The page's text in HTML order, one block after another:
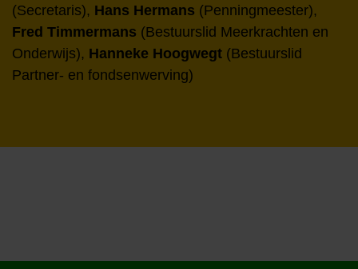
(Secretaris), Hans Hermans (Penningmeester),
Fred Timmermans (Bestuurslid Meerkrachten en
Onderwijs), Hanneke Hoogwegt (Bestuurslid
Partner- en fondsenwerving)